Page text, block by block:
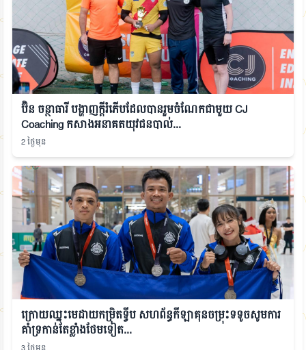
ប៊ិន ចន្ថាធារី បង្ហាញក្ដីរំភើបដែលបានរួមចំណែកជាមួយ CJ
Coaching កសាងអនាគតយុវជនបាល់...
2 ថ្ងៃមុន
ក្រោយឈ្នះមេដាយកម្រិតទ្វីប សហព័ន្ធកីឡាគុនចម្រុះទទូចសូមការ
គាំទ្រកាន់តែខ្លាំងថែមទៀត...